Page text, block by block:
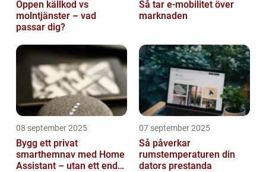
Öppen källkod vs
molntjänster – vad
passar dig?
Så tar e-mobilitet över
marknaden
08 september 2025
Bygg ett privat
smarthemnav med Home
Assistant – utan ett enda
07 september 2025
Så påverkar
rumstemperaturen din
dators prestanda